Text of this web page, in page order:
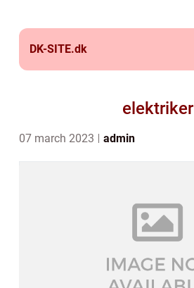
DK-SITE.dk
elektriker
07 march 2023 admin